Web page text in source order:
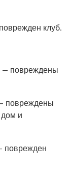
клуб.
— повреждены
повреждены
дом и
поврежден